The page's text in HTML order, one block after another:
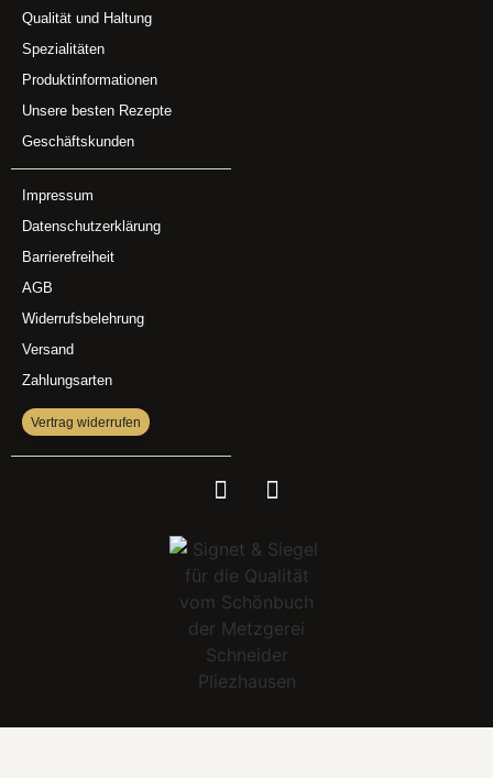
Qualität und Haltung
Spezialitäten
Produktinformationen
Unsere besten Rezepte
Geschäftskunden
Impressum
Datenschutzerklärung
Barrierefreiheit
AGB
Widerrufsbelehrung
Versand
Zahlungsarten
Vertrag widerrufen